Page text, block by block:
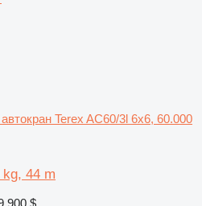
автокран Terex AC60/3l 6x6, 60.000
kg, 44 m
900 $